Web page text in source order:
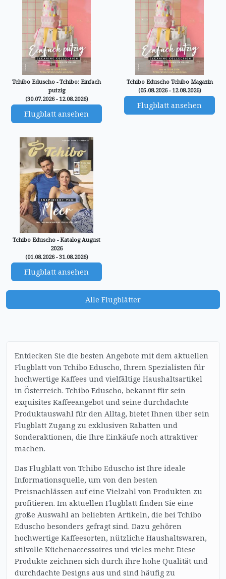
Tchibo Eduscho - Tchibo: Einfach
putzig
(30.07.2026 - 12.08.2026)
Flugblatt ansehen
Tchibo Eduscho Tchibo Magazin
(05.08.2026 - 12.08.2026)
Flugblatt ansehen
Tchibo Eduscho - Katalog August
2026
(01.08.2026 - 31.08.2026)
Flugblatt ansehen
Alle Flugblätter
Entdecken Sie die besten Angebote mit dem aktuellen
Flugblatt von Tchibo Eduscho, Ihrem Spezialisten für
hochwertige Kaffees und vielfältige Haushaltsartikel
in Österreich. Tchibo Eduscho, bekannt für sein
exquisites Kaffeeangebot und seine durchdachte
Produktauswahl für den Alltag, bietet Ihnen über sein
Flugblatt Zugang zu exklusiven Rabatten und
Sonderaktionen, die Ihre Einkäufe noch attraktiver
machen.
Das Flugblatt von Tchibo Eduscho ist Ihre ideale
Informationsquelle, um von den besten
Preisnachlässen auf eine Vielzahl von Produkten zu
profitieren. Im aktuellen Flugblatt finden Sie eine
große Auswahl an beliebten Artikeln, die bei Tchibo
Eduscho besonders gefragt sind. Dazu gehören
hochwertige Kaffeesorten, nützliche Haushaltswaren,
stilvolle Küchenaccessoires und vieles mehr. Diese
Produkte zeichnen sich durch ihre hohe Qualität und
durchdachte Designs aus und sind häufig zu